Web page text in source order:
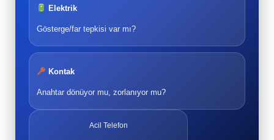
Elektrik
Gösterge/far tepkisi var mı?
Kontak
Anahtar dönüyor mu, zorlanıyor mu?
Acil Telefon